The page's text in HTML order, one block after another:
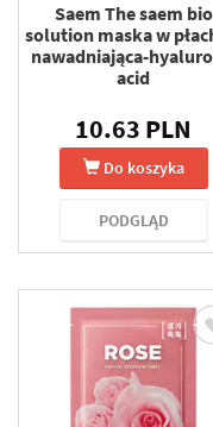
Saem The saem bio
solution maska w
nawadniająca-
acid
10.63 PLN
Do koszyka
PODGLĄD